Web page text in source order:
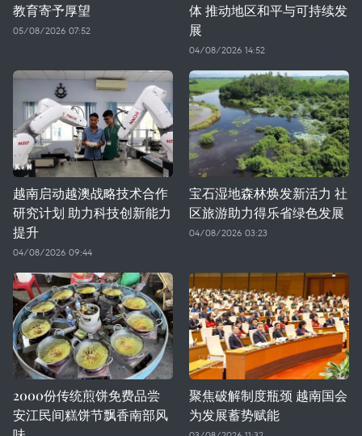
教育寄予厚望
05/08/2026 07:52
体 推动地区和平与可持续发
展
04/08/2026 14:52
越南启动越澳战略技术合作
研究计划 助力科技创新能力
提升
04/08/2026 09:44
宝石湿地森林焕发新活力 社
区旅游助力得乐省绿色发展
04/08/2026 03:23
2000份传统煎饼免费品尝
安江民间糕饼节飘香南部风
聚焦破解制度瓶颈 越南国会
为发展蓄势赋能